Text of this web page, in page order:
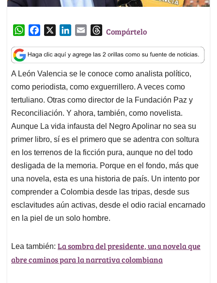
W
a
t
s
A
p
p
c
e
b
o
o
k
n
k
e
d
I
n
a
i
l
T
r
e
a
d
s
Compártelo
A León Valencia se le conoce como analista político,
como periodista, como exguerrillero. A veces como
tertuliano. Otras como director de la Fundación Paz y
Reconciliación. Y ahora, también, como novelista.
Aunque La vida infausta del Negro Apolinar no sea su
primer libro, sí es el primero que se adentra con soltura
en los terrenos de la ficción pura, aunque no del todo
desligada de la memoria. Porque en el fondo, más que
una novela, esta es una historia de país. Un intento por
comprender a Colombia desde las tripas, desde sus
esclavitudes aún activas, desde el odio racial encarnado
en la piel de un solo hombre.
Lea también: La sombra del presidente, una novela que
abre caminos para la narrativa colombiana